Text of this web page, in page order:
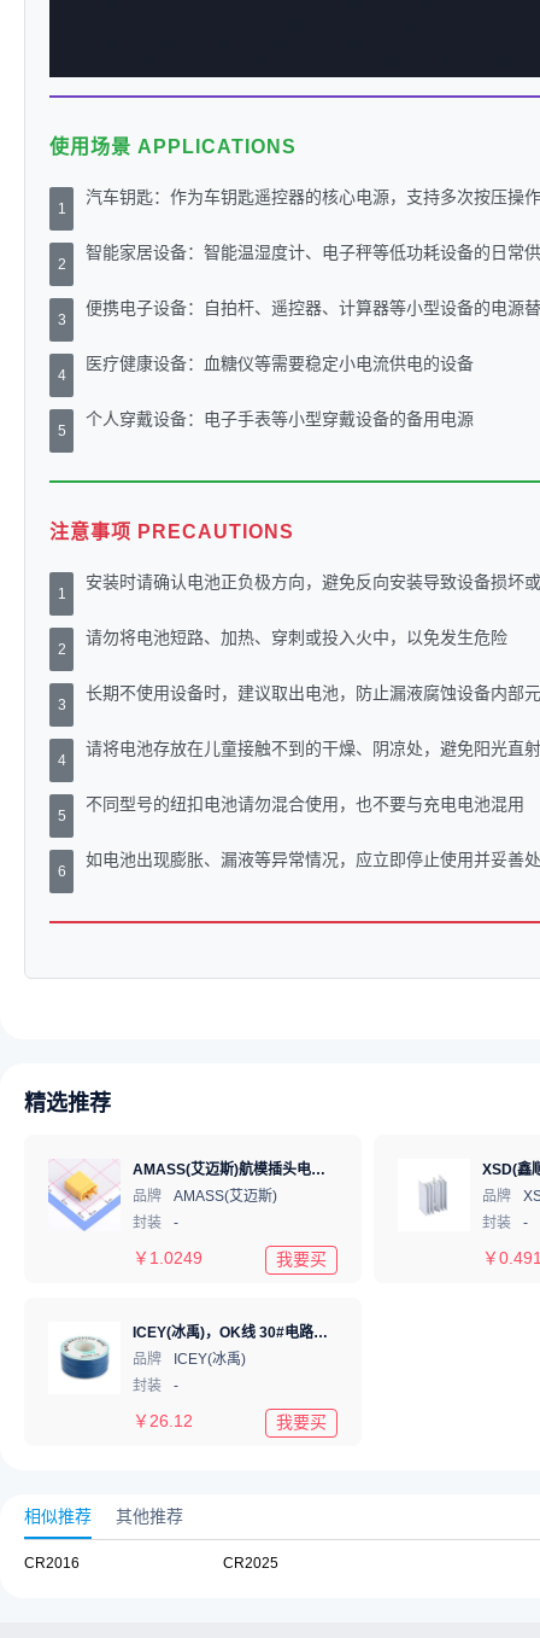
使用场景 APPLICATIONS
1
汽车钥匙：作为车钥匙遥控器的核心电源，支持多次按压操作
2
智能家居设备：智能温湿度计、电子秤等低功耗设备的日常
3
便携电子设备：自拍杆、遥控器、计算器等小型设备的电源
4
医疗健康设备：血糖仪等需要稳定小电流供电的设备
5
个人穿戴设备：电子手表等小型穿戴设备的备用电源
注意事项 PRECAUTIONS
1
安装时请确认电池正负极方向，避免反向安装导致设备损坏
2
请勿将电池短路、加热、穿刺或投入火中，以免发生危险
3
长期不使用设备时，建议取出电池，防止漏液腐蚀设备内部
4
请将电池存放在儿童接触不到的干燥、阴凉处，避免阳光直
5
不同型号的纽扣电池请勿混合使用，也不要与充电电池混用
6
如电池出现膨胀、漏液等异常情况，应立即停止使用并妥善
精选推荐
AMASS(艾迈斯)航模插头电调机插座锂电池连接器 轻量版 公头XT30U-M
品牌
AMASS(艾迈斯)
封装
-
￥ 1.0249 我要买
品牌
封装
-
￥
ICEY(冰禹)，OK线 30#电路板飞线连接线PCB跳线电子线 30AWG导线单芯铜线250米 蓝色
品牌
ICEY(冰禹)
封装
-
￥ 26.12 我要买
相似推荐 其他推荐
CR2016 CR2025